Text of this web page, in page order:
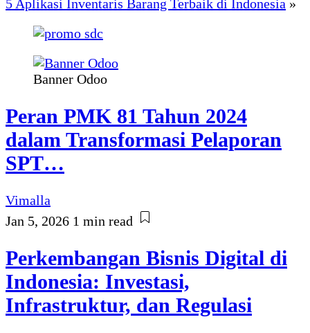
5 Aplikasi Inventaris Barang Terbaik di Indonesia »
Banner Odoo
Peran PMK 81 Tahun 2024
dalam Transformasi Pelaporan
SPT…
Vimalla
Jan 5, 2026 1 min read
Perkembangan Bisnis Digital di
Indonesia: Investasi,
Infrastruktur, dan Regulasi